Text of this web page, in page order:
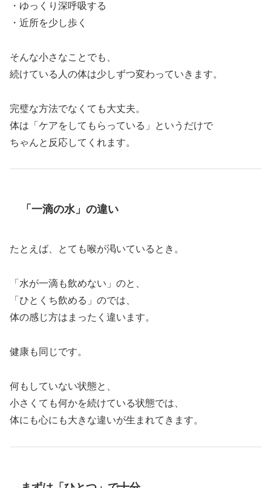
・ゆっくり深呼吸する
・近所を少し歩く
そんな小さなことでも、
続けている人の体は少しずつ変わっていきます。
完璧な方法でなくても大丈夫。
体は「ケアをしてもらっている」というだけで
ちゃんと反応してくれます。
「一滴の水」の違い
たとえば、とても喉が渇いているとき。
「水が一滴も飲めない」のと、
「ひとくち飲める」のでは、
体の感じ方はまったく違います。
健康も同じです。
何もしていない状態と、
小さくても何かを続けている状態では、
体にも心にも大きな違いが生まれてきます。